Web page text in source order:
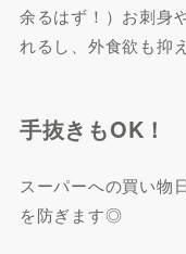
余るはず！）お刺身
れるし、外食欲も抑
手抜きもOK！
スーパーへの買い物
を防ぎます◎